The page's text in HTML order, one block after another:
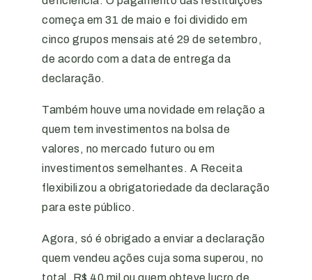
começa em 31 de maio e foi dividido em
cinco grupos mensais até 29 de setembro,
de acordo com a data de entrega da
declaração.
Também houve uma novidade em relação a
quem tem investimentos na bolsa de
valores, no mercado futuro ou em
investimentos semelhantes. A Receita
flexibilizou a obrigatoriedade da declaração
para este público.
Agora, só é obrigado a enviar a declaração
quem vendeu ações cuja soma superou, no
total, R$ 40 mil ou quem obteve lucro de